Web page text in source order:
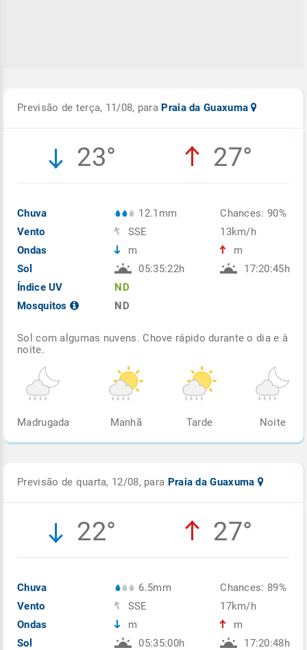
Previsão de terça, 11/08, para Praia da Guaxuma
23° 27°
Chuva
Vento
Ondas
Sol
Índice UV
Mosquitos
12.1mm
SSE
m
05:35:22h
ND
ND
Chances: 90%
13km/h
m
17:20:45h
Sol com algumas nuvens. Chove rápido durante o dia e à
noite.
Madrugada Manhã Tarde Noite
Previsão de quarta, 12/08, para Praia da Guaxuma
22° 27°
Chuva
Vento
Ondas
Sol
6.5mm
SSE
m
05:35:00h
Chances: 89%
17km/h
m
17:20:48h